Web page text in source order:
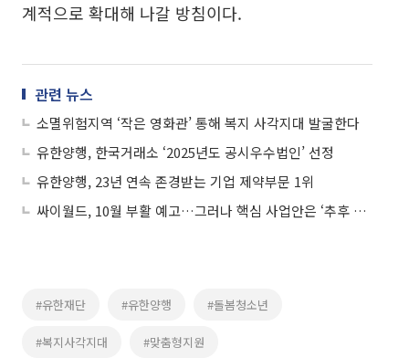
계적으로 확대해 나갈 방침이다.
관련 뉴스
소멸위험지역 ‘작은 영화관’ 통해 복지 사각지대 발굴한다
유한양행, 한국거래소 ‘2025년도 공시우수법인’ 선정
유한양행, 23년 연속 존경받는 기업 제약부문 1위
싸이월드, 10월 부활 예고…그러나 핵심 사업안은 ‘추후 공개’
#유한재단 #유한양행 #돌봄청소년
#복지사각지대 #맞춤형지원